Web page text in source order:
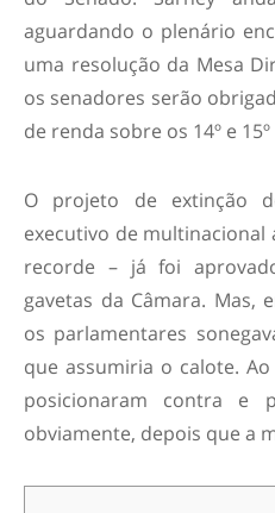
aguardando o plenário
uma resolução da Mesa
os senadores serão
de renda sobre os 14º e
O projeto de extinção
executivo de
recorde – já foi
gavetas da Câmara. Mas,
os parlamentares
que assumiria o calote.
posicionaram contra e
obviamente, depois que a